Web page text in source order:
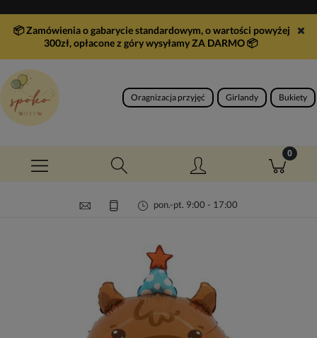
📦 Zamówienia o gabarycie standardowym, o wartości powyżej
300zł, opłacone z góry wysyłamy ZA DARMO📦
Oragnizacja przyjęć Girlandy Bukiety
pon.-pt. 9:00 - 17:00